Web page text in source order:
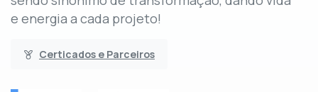
e energia a cada projeto!
Certicados e Parceiros